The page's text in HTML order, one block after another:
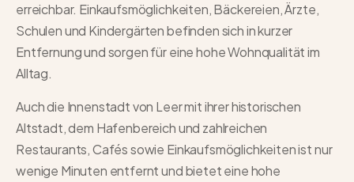
erreichbar. Einkaufsmöglichkeiten, Bäckereien, Ärzte,
Schulen und Kindergärten befinden sich in kurzer
Entfernung und sorgen für eine hohe Wohnqualität im
Alltag.
Auch die Innenstadt von Leer mit ihrer historischen
Altstadt, dem Hafenbereich und zahlreichen
Restaurants, Cafés sowie Einkaufsmöglichkeiten ist nur
wenige Minuten entfernt und bietet eine hohe